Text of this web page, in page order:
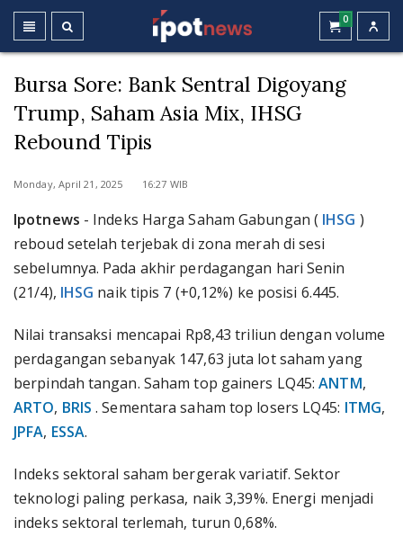
0
Bursa Sore: Bank Sentral Digoyang
Trump, Saham Asia Mix, IHSG
Rebound Tipis
Monday, April 21, 2025 16:27 WIB
Ipotnews - Indeks Harga Saham Gabungan ( IHSG )
reboud setelah terjebak di zona merah di sesi
sebelumnya. Pada akhir perdagangan hari Senin
(21/4), IHSG naik tipis 7 (+0,12%) ke posisi 6.445.
Nilai transaksi mencapai Rp8,43 triliun dengan volume
perdagangan sebanyak 147,63 juta lot saham yang
berpindah tangan. Saham top gainers LQ45:ANTM,
ARTO, BRIS . Sementara saham top losers LQ45: ITMG,
JPFA, ESSA.
Indeks sektoral saham bergerak variatif. Sektor
teknologi paling perkasa, naik 3,39%. Energi menjadi
indeks sektoral terlemah, turun 0,68%.